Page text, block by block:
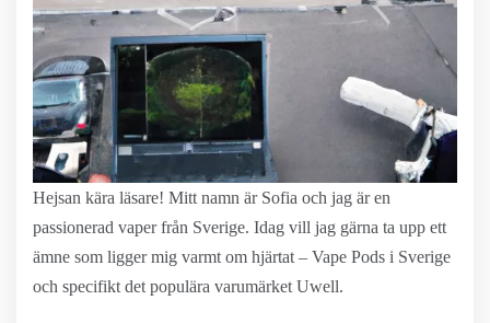
Hejsan kära läsare! Mitt namn är Sofia och jag är en
passionerad vaper från Sverige. Idag vill jag gärna ta upp ett
ämne som ligger mig varmt om hjärtat – Vape Pods i Sverige
och specifikt det populära varumärket Uwell.